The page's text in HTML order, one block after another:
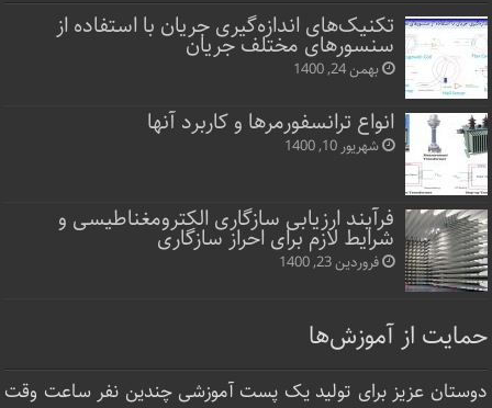
تکنیک‌های اندازه‌گیری جریان با استفاده از
سنسورهای مختلف جریان
بهمن 24, 1400
انواع ترانسفورمرها و کاربرد آنها
شهریور 10, 1400
فرآیند ارزیابی سازگاری الکترومغناطیسی و
شرایط لازم برای احراز سازگاری
فروردین 23, 1400
حمایت از آموزش‌ها
دوستان عزیز برای تولید یک پست آموزشی چندین نفر ساعت‌ وقت